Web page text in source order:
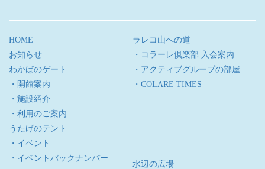
HOME
お知らせ
わかばのゲート
・開館案内
・施設紹介
・利用のご案内
うたげのテント
・イベント
・イベントバックナンバー
ラレコ山への道
・コラーレ倶楽部 入会案内
・アクティブグループの部屋
・COLARE TIMES
水辺の広場